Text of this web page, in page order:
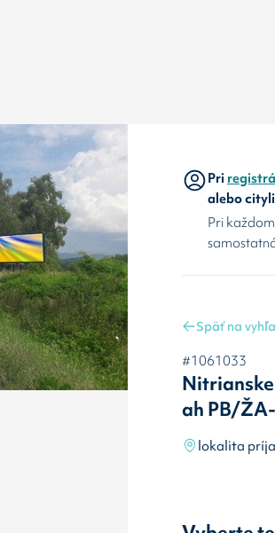
Pri
alebo
Pri
Späť na
#1061033
ah PB/
lokalita